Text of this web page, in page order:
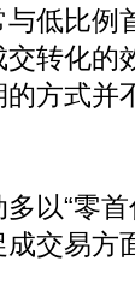
低比例
转化的
方式并
以“零
交易方